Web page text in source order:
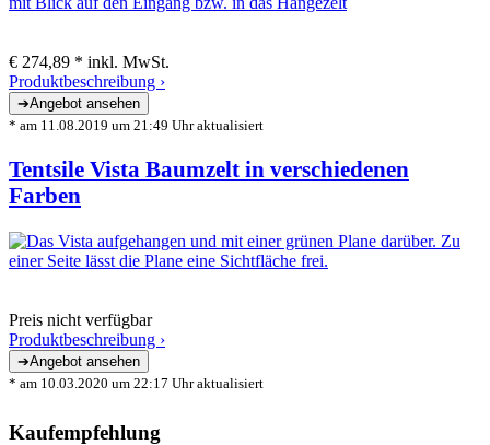
€ 274,89 * inkl. MwSt.
Produktbeschreibung ›
* am 11.08.2019 um 21:49 Uhr aktualisiert
Tentsile Vista Baumzelt in verschiedenen
Farben
Preis nicht verfügbar
Produktbeschreibung ›
* am 10.03.2020 um 22:17 Uhr aktualisiert
Kaufempfehlung